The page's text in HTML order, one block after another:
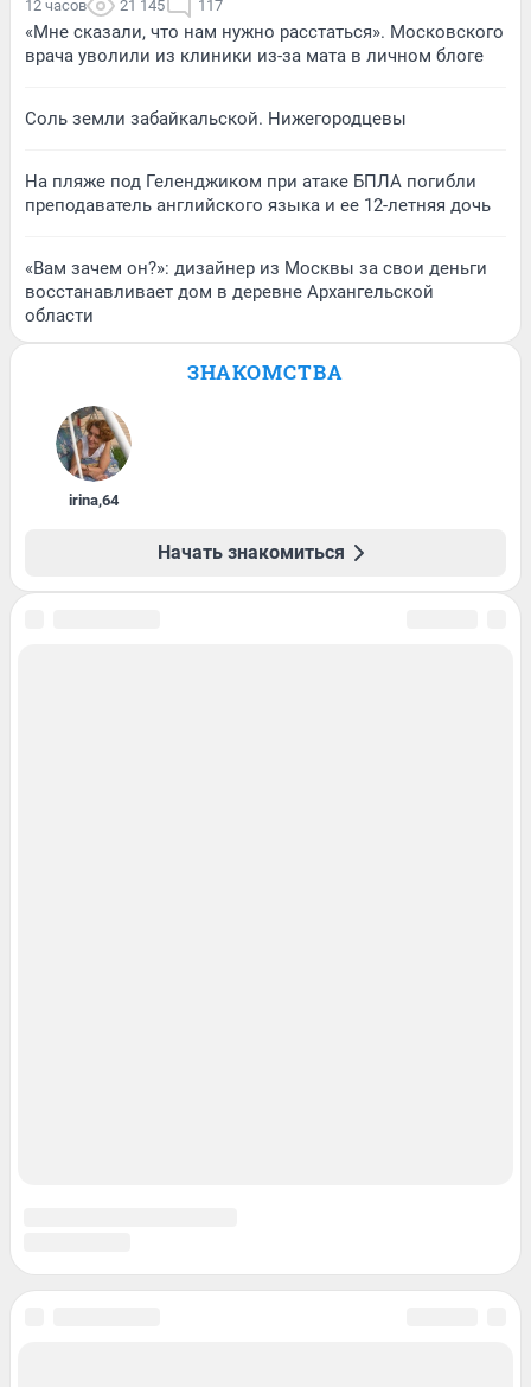
12 часов 21 145 117
«Мне сказали, что нам нужно расстаться». Московского
врача уволили из клиники из-за мата в личном блоге
Соль земли забайкальской. Нижегородцевы
На пляже под Геленджиком при атаке БПЛА погибли
преподаватель английского языка и ее 12-летняя дочь
«Вам зачем он?»: дизайнер из Москвы за свои деньги
восстанавливает дом в деревне Архангельской
области
ЗНАКОМСТВА
irina,64
Начать знакомиться